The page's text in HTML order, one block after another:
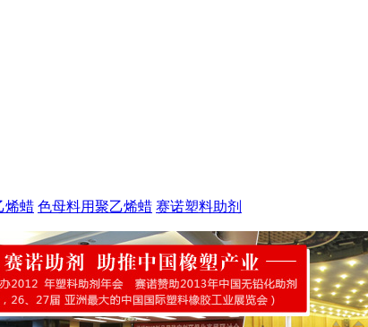
烯蜡 色母料用聚乙烯蜡 赛诺塑料助剂